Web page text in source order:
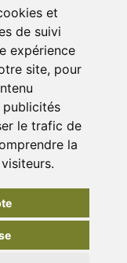
et
de suivi
expérience
site, pour
publicités
le trafic de
la
un effet indésirable